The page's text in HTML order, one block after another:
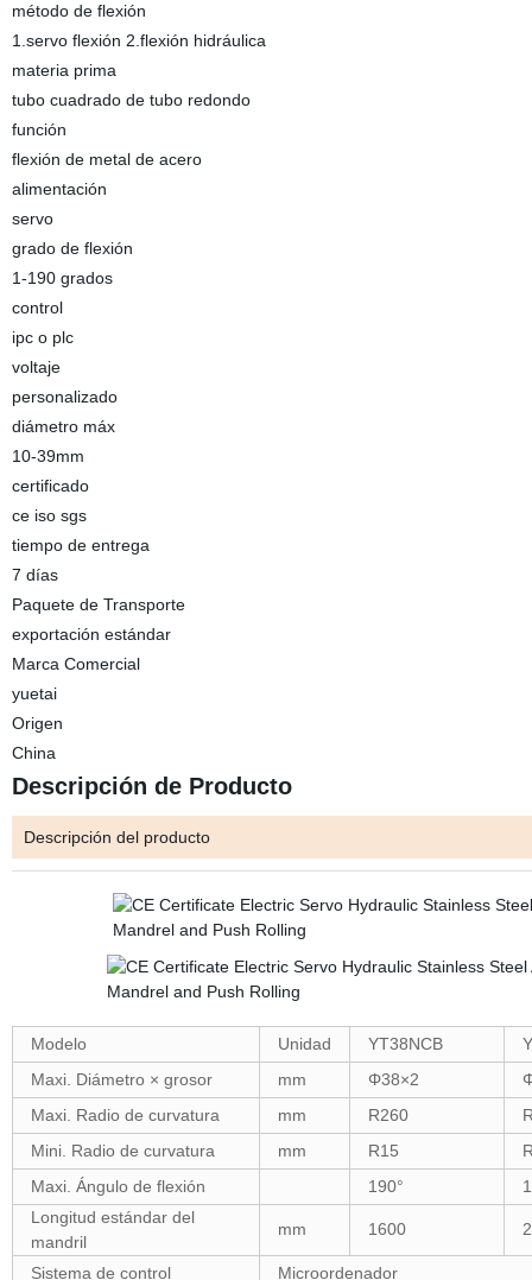
método de flexión
1.servo flexión 2.flexión hidráulica
materia prima
tubo cuadrado de tubo redondo
función
flexión de metal de acero
alimentación
servo
grado de flexión
1-190 grados
control
ipc o plc
voltaje
personalizado
diámetro máx
10-39mm
certificado
ce iso sgs
tiempo de entrega
7 días
Paquete de Transporte
exportación estándar
Marca Comercial
yuetai
Origen
China
Descripción de Producto
Descripción del producto
Modelo Unidad YT38NCB
Maxi. Diámetro × grosor
mm Φ38×2
Maxi. Radio de curvatura
mm R260
Mini. Radio de curvatura
mm R15
Maxi. Ángulo de flexión
190°
Longitud estándar del
mandril
mm 1600
Sistema de control Microordenador